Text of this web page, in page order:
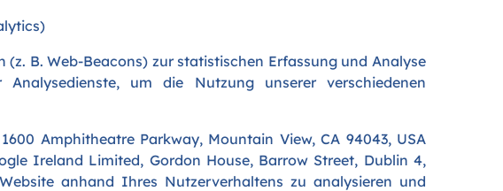
B. Web-Beacons) zur statistischen Erfassung und Analyse
um die Nutzung unserer verschiedenen
Amphitheatre Parkway, Mountain View, CA 94043, USA
Ireland Limited, Gordon House, Barrow Street, Dublin 4,
anhand Ihres Nutzerverhaltens zu analysieren und